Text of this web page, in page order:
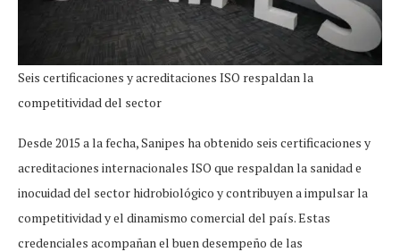
Seis certificaciones y acreditaciones ISO respaldan la
competitividad del sector
Desde 2015 a la fecha, Sanipes ha obtenido seis certificaciones y
acreditaciones internacionales ISO que respaldan la sanidad e
inocuidad del sector hidrobiológico y contribuyen a impulsar la
competitividad y el dinamismo comercial del país. Estas
credenciales acompañan el buen desempeño de las